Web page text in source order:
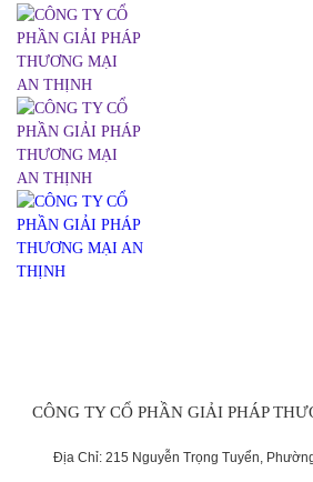
CÔNG TY CỔ PHẦN GIẢI PHÁP
Địa Chỉ: 215 Nguyễn Trọng Tuyển,